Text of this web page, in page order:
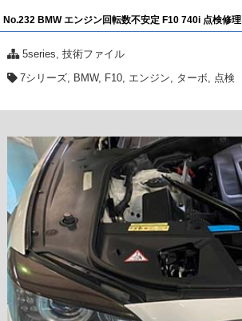
No.232 BMW エンジン回転数不安定 F10 740i 点検修理
5series,技術ファイル
7シリーズ, BMW, F10, エンジン, ターボ, 点検